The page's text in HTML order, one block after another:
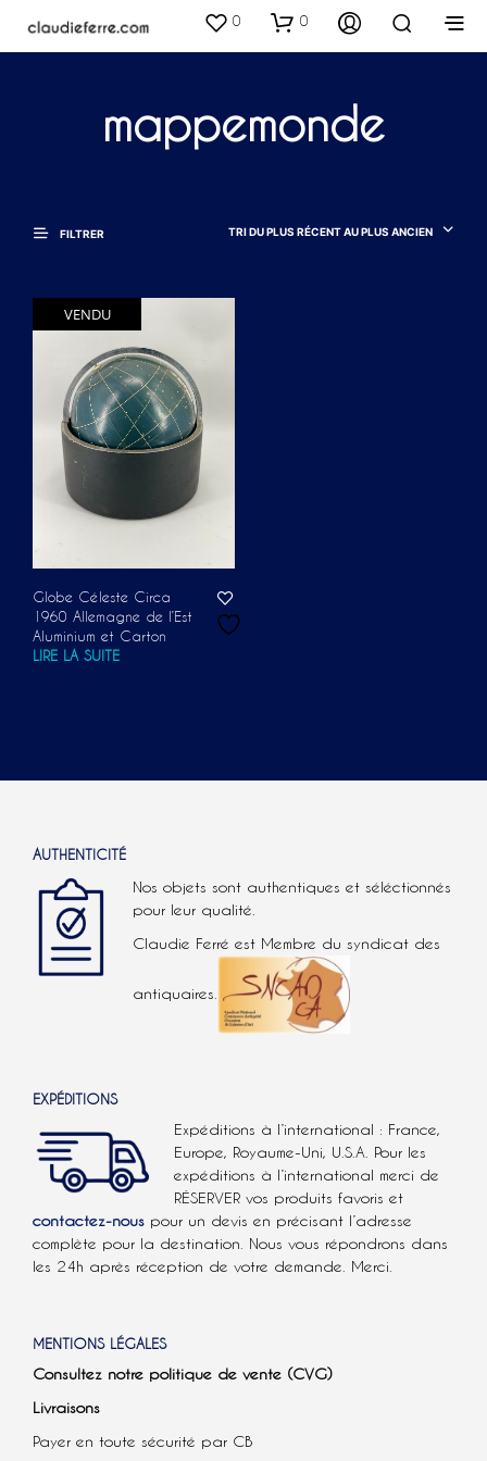
0 0
mappemonde
FILTRER TRI DU PLUS RÉCENT AU PLUS ANCIEN
VENDU
Globe Céleste Circa
1960 Allemagne de l’Est
Aluminium et Carton
LIRE LA SUITE
AUTHENTICITÉ
Nos objets sont authentiques et séléctionnés
pour leur qualité.
Claudie Ferré est Membre du syndicat des
antiquaires.
EXPÉDITIONS
Expéditions à l’international : France,
Europe, Royaume-Uni, U.S.A. Pour les
expéditions à l’international merci de
RÉSERVER vos produits favoris et
contactez-nous pour un devis en précisant l’adresse
complète pour la destination. Nous vous répondrons dans
les 24h après réception de votre demande. Merci.
MENTIONS LÉGALES
Consultez notre politique de vente (CVG)
Livraisons
Payer en toute sécurité par CB